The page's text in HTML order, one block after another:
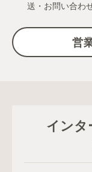
送・お問い合わ
営
インタ